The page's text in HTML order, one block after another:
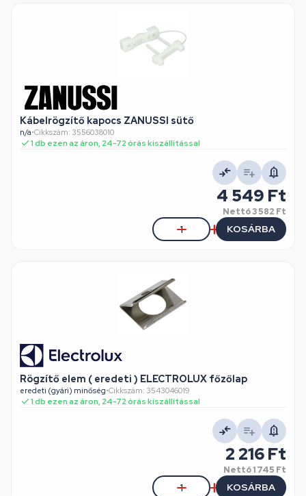
Kábelrögzítő kapocs ZANUSSI sütő
n/a•Cikkszám: 3556038010
1 db ezen az áron, 24-72 órás kiszállítással
4 549 Ft
Nettó3 582 Ft
KOSÁRBA
Rögzítő elem ( eredeti ) ELECTROLUX főzőlap
eredeti (gyári) minőség•Cikkszám: 3543046019
1 db ezen az áron, 24-72 órás kiszállítással
2 216 Ft
Nettó1 745 Ft
KOSÁRBA